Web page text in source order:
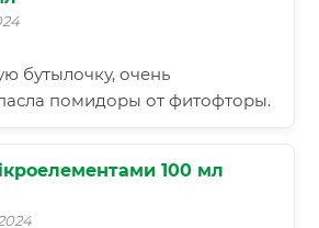
бутылочку, очень
помидоры от фитофторы.
100 мл